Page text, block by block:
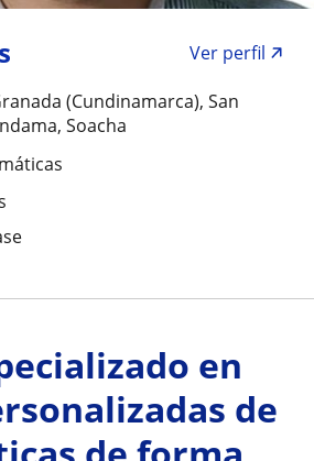
Ver perfil
(Cundinamarca), San
Soacha
en
de